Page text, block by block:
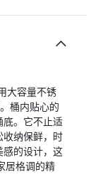
大容量不锈
桶内贴心的
底。它不止适
收纳保鲜，时
感的设计，这
居格调的精